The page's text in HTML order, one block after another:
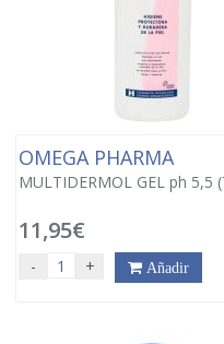
OMEGA PHARMA
MULTIDERMOL GEL ph 5,5
11,95€
- + Añadir